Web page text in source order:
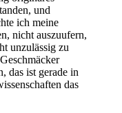
und
ich meine
nicht auszuufern,
unzulässig zu
das ist gerade in
das